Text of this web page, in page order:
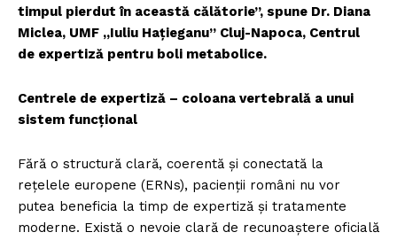
timpul pierdut în această călătorie”, spune Dr. Diana
Miclea, UMF „Iuliu Hațieganu” Cluj-Napoca, Centrul
de expertiză pentru boli metabolice.
Centrele de expertiză – coloana vertebrală a unui
sistem funcțional
Fără o structură clară, coerentă și conectată la
rețelele europene (ERNs), pacienții români nu vor
putea beneficia la timp de expertiză și tratamente
moderne. Există o nevoie clară de recunoaștere oficială